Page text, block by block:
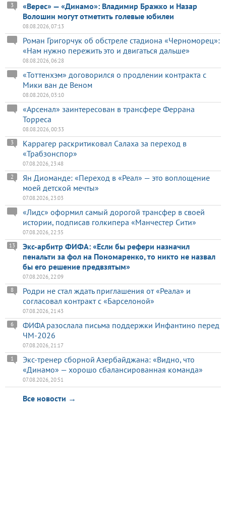
«Верес» — «Динамо»: Владимир Бражко и Назар
Волошин могут отметить голевые юбилеи
3
08.08.2026, 07:13
Роман Григорчук об обстреле стадиона «Черноморец»:
«Нам нужно пережить это и двигаться дальше»
08.08.2026, 06:28
«Тоттенхэм» договорился о продлении контракта с
Мики ван де Веном
08.08.2026, 03:10
«Арсенал» заинтересован в трансфере Феррана
Торреса
08.08.2026, 00:33
Каррагер раскритиковал Салаха за переход в
«Трабзонспор»
3
07.08.2026, 23:48
Ян Диоманде: «Переход в «Реал» — это воплощение
моей детской мечты»
2
07.08.2026, 23:03
«Лидс» оформил самый дорогой трансфер в своей
истории, подписав голкипера «Манчестер Сити»
07.08.2026, 22:35
Экс-арбитр ФИФА: «Если бы рефери назначил
пенальти за фол на Пономаренко, то никто не назвал
бы его решение предвзятым»
13
07.08.2026, 22:09
Родри не стал ждать приглашения от «Реала» и
согласовал контракт с «Барселоной»
8
07.08.2026, 21:43
ФИФА разослала письма поддержки Инфантино перед
ЧМ-2026
6
07.08.2026, 21:17
Экс-тренер сборной Азербайджана: «Видно, что
«Динамо» — хорошо сбалансированная команда»
1
07.08.2026, 20:51
Все новости →